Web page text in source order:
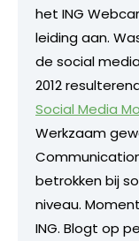
het ING
leiding aan.
de social
2012
Social Media
Werkzaam
betrokken bij
niveau.
ING. Blogt op